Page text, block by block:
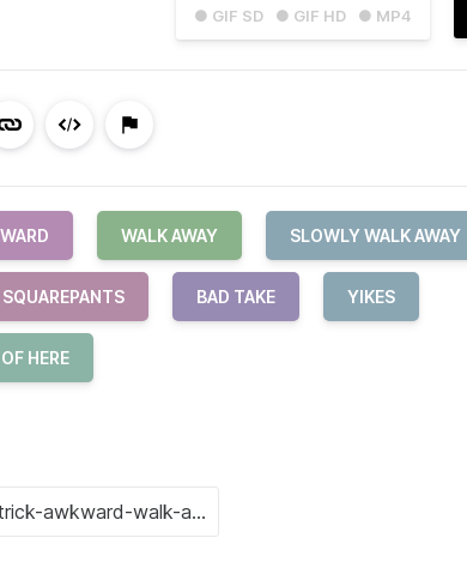
● GIF SD ● GIF HD ● MP4
WALK AWAY SLOWLY WALK AWAY
BAD TAKE YIKES
HERE